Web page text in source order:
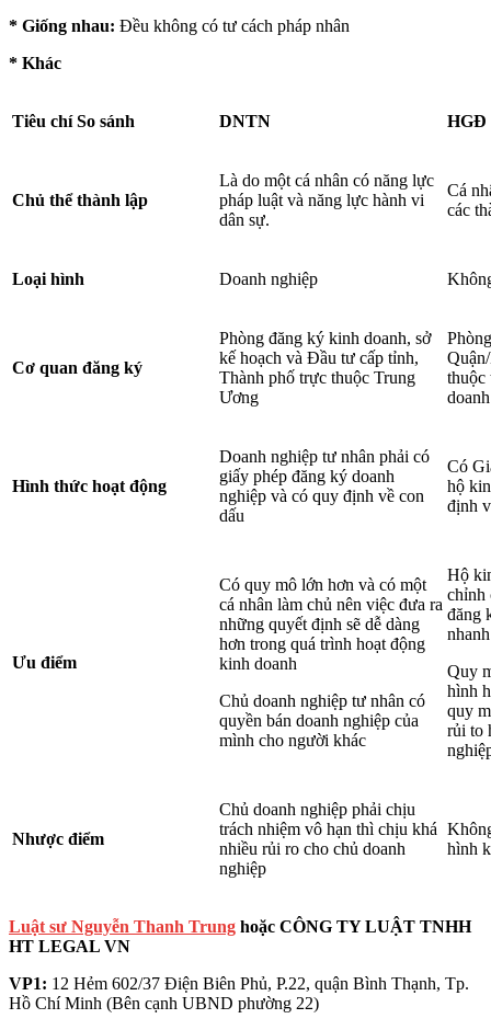
* Giống nhau: Đều không có tư cách pháp nhân
* Khác
Tiêu chí So sánh DNTN HGĐ
Chủ thể thành lập
Là do một cá nhân có năng lực
pháp luật và năng lực hành vi
dân sự.
Cá
các
Loại hình Doanh nghiệp
Cơ quan đăng ký
Phòng đăng ký kinh doanh, sở
kế hoạch và Đầu tư cấp tỉnh,
Thành phố trực thuộc Trung
Ương
thuộc
Hình thức hoạt động
Doanh nghiệp tư nhân phải có
giấy phép đăng ký doanh
nghiệp và có quy định về con
dấu
Có
hộ
định
Ưu điểm
Có quy mô lớn hơn và có một
cá nhân làm chủ nên việc đưa ra
những quyết định sẽ dễ dàng
hơn trong quá trình hoạt động
kinh doanh
Chủ doanh nghiệp tư nhân có
quyền bán doanh nghiệp của
mình cho người khác
Hộ
chỉnh
đăng
Quy
hình
quy
rủi to
Nhược điểm
Chủ doanh nghiệp phải chịu
trách nhiệm vô hạn thì chịu khá
nhiều rủi ro cho chủ doanh
nghiệp
hình
Luật sư Nguyễn Thanh Trung hoặc CÔNG TY LUẬT TNHH
HT LEGAL VN
VP1: 12 Hẻm 602/37 Điện Biên Phủ, P.22, quận Bình Thạnh, Tp.
Hồ Chí Minh (Bên cạnh UBND phường 22)